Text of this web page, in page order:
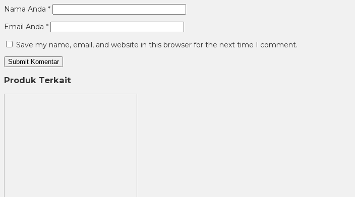
Nama Anda *
Email Anda *
Save my name, email, and website in this browser for the next time I comment.
Produk Terkait